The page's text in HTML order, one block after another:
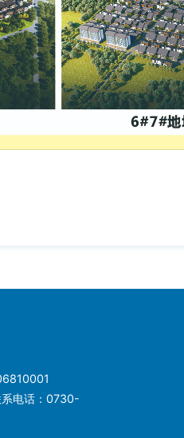
电话：0730-